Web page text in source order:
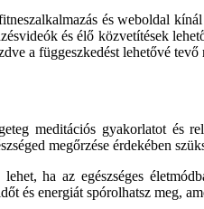
és weboldal
és élő közvetítések
a függeszkedést lehetővé
meditációs gyakorlatot és
megőrzése érdekében
ha az egészséges
és energiát spórolhatsz meg,